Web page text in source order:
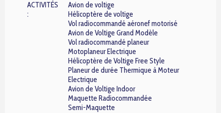
ACTIVITÉS
:
Avion de voltige
Hélicoptère de voltige
Vol radiocommandé aéronef motorisé
Avion de Voltige Grand Modèle
Vol radiocommandé planeur
Motoplaneur Electrique
Hélicoptère de Voltige Free Style
Planeur de durée Thermique à Moteur
Electrique
Avion de Voltige Indoor
Maquette Radiocommandée
Semi-Maquette